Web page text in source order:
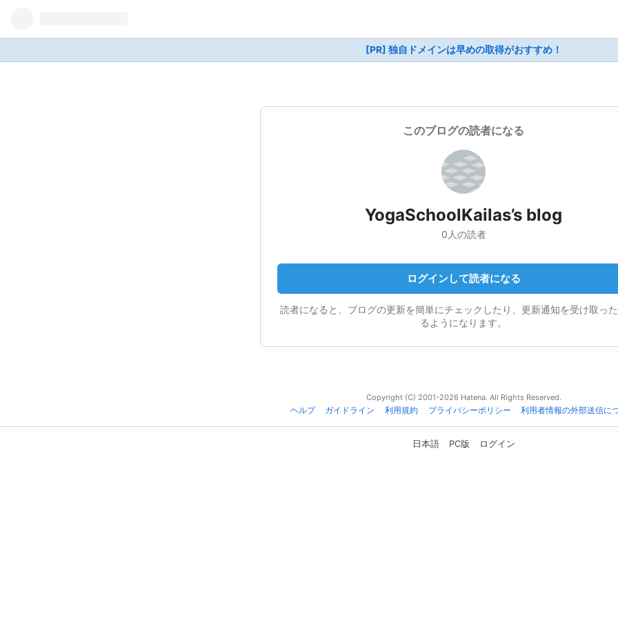
[PR] 独自ドメインは早めの取得がおすすめ！
このブログの読者になる
YogaSchoolKailas’s blog
0人の読者
ログインして読者になる
読者になると、ブログの更新を簡単にチェックしたり、更新通知を受け取っ
るようになります。
Copyright (C) 2001-2026 Hatena. All Rights Reserved.
ヘルプ
ガイドライン 利用規約 プライバシーポリシー 利用者情報の外部送信に
日本語 PC版 ログイン